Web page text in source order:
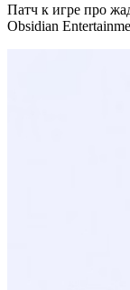
Патч к игре про
Obsidian